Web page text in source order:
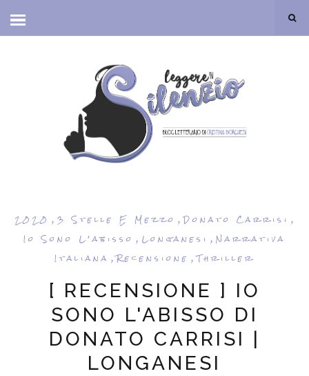
2020 ,3 Stelle E Mezzo ,Donato Carrisi ,
Io Sono L'abisso , Longanesi , Narrativa
Italiana ,Recensione ,Thriller
[ RECENSIONE ] IO
SONO L'ABISSO DI
DONATO CARRISI |
LONGANESI